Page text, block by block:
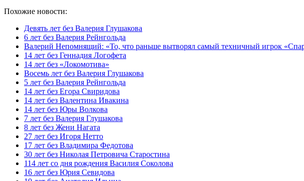
Похожие новости:
Девять лет без Валерия Глушакова
6 лет без Валерия Рейнгольда
Валерий Непомнящий: «То, что раньше вытворял самый техничный игрок
14 лет без Геннадия Логофета
14 лет без «Локомотива»
Восемь лет без Валерия Глушакова
5 лет без Валерия Рейнгольда
14 лет без Егора Свиридова
14 лет без Валентина Ивакина
14 лет без Юры Волкова
7 лет без Валерия Глушакова
8 лет без Жени Нагата
27 лет без Игоря Нетто
17 лет без Владимира Федотова
30 лет без Николая Петровича Старостина
114 лет со дня рождения Василия Соколова
16 лет без Юрия Севидова